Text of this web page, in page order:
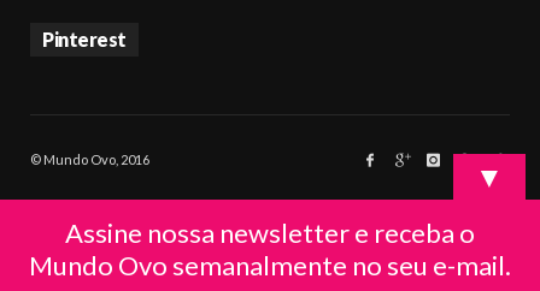
Pinterest
© Mundo Ovo, 2016 ▼
Assine nossa newsletter e receba o
Mundo Ovo semanalmente no seu e-mail.